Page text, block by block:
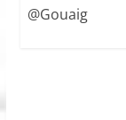
@Gouaig